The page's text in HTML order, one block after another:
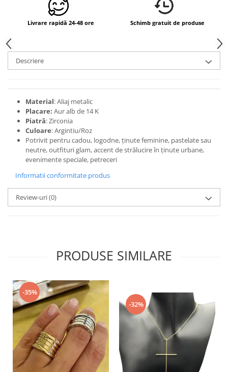
Livrare rapidă 24-48 ore Schimb gratuit de produse
Descriere
Material: Aliaj metalic
Placare: Aur alb de 14 K
Piatră: Zirconia
Culoare: Argintiu/Roz
Potrivit pentru cadou, logodne, ținute feminine, pastelate sau
neutre, outfituri glam, accent de strălucire în ținute urbane,
evenimente speciale, petreceri
Informatii conformitate produs
Review-uri(0)
PRODUSE SIMILARE
-35%
-32%